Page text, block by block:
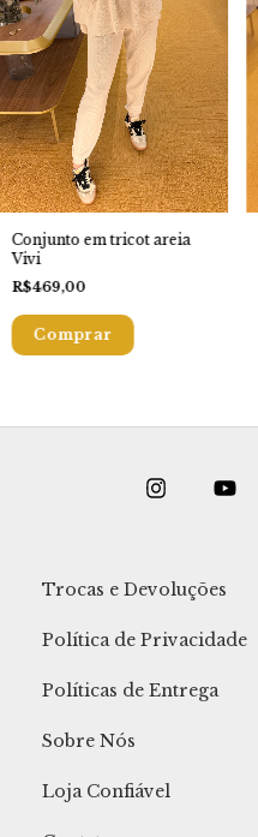
Conjunto em tricot areia
Vivi
R$469,00
Trocas e Devoluções
Política de Privacidade
Políticas de Entrega
Sobre Nós
Loja Confiável